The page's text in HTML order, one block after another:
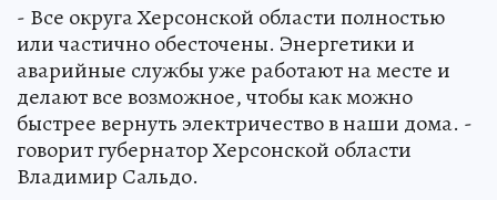
- Все округа Херсонской области полностью
или частично обесточены. Энергетики и
аварийные службы уже работают на месте и
делают все возможное, чтобы как можно
быстрее вернуть электричество в наши дома. -
говорит губернатор Херсонской области
Владимир Сальдо.